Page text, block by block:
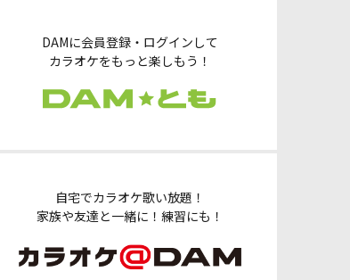
DAMに会員登録・ログインして
カラオケをもっと楽しもう！
自宅でカラオケ歌い放題！
家族や友達と一緒に！練習にも！